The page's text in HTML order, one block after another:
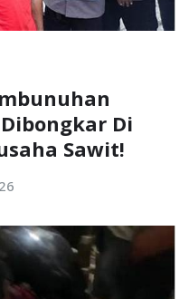
Di
Sawit!